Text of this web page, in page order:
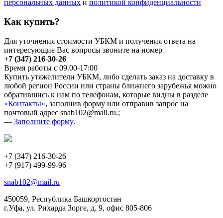
персональных данных и политикой конфиденциальности
Как купить?
Для уточнения стоимости УБКМ и получения ответа на
интересующие Вас вопросы звоните на номер
+7 (347) 216-30-26
Время работы с 09.00-17:00
Купить утяжелители УБКМ, либо сделать заказ на доставку в
любой регион России или страны ближнего зарубежья можно
обратившись к нам по телефонам, которые видны в разделе
«Контакты», заполнив форму или отправив запрос на
почтовый адрес snab102@mail.ru.;
— Заполните форму.
+7 (347) 216-30-26
+7 (917) 499-99-96
snab102@mail.ru
450059, Республика Башкортостан
г.Уфа, ул. Рихарда Зорге, д. 9, офис 805-806